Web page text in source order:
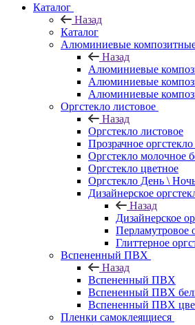
Каталог
Назад
Каталог
Алюминиевые
Назад
Алюминиевые
Алюминиевые
Алюминиевые
Оргстекло листовое
Назад
Оргстекло листовое
Прозрачное
Оргстекло молочное
Оргстекло цветное
Оргстекло День \
Дизайнерское
Назад
Дизайнерское
Перламутровое
Глиттерное
Вспененный ПВХ
Назад
Вспененный ПВХ
Вспененный ПВХ
Вспененный ПВХ
Пленки самоклеящиеся